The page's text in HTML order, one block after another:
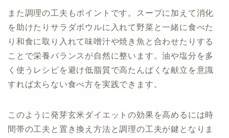
また調理の工夫もポイントです。スープに加えて消化
を助けたりサラダボウルに入れて野菜と一緒に食べた
り和食に取り入れて味噌汁や焼き魚と合わせたりする
ことで栄養バランスが自然に整います。油や塩分を多
く使うレシピを避け低脂質で高たんぱくな献立を意識
すれば太らない食べ方を実践できます。
このように発芽玄米ダイエットの効果を高めるには時
間帯の工夫と置き換え方法と調理の工夫が鍵となりま